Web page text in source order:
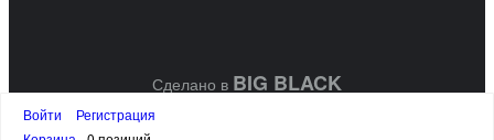
Сделано в BIG BLACK
Войти
Регистрация